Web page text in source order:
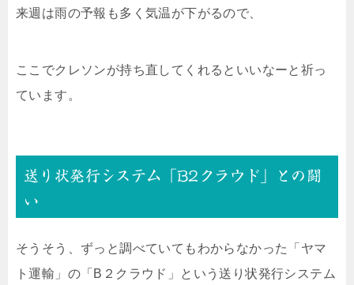
来週は雨の予報も多く気温が下がるので、
ここでクレソンが持ち直してくれるといいなーと祈っ
ています。
送り状発行システム「B2クラウド」との闘
い
そうそう、ずっと調べていてもわからなかった「ヤマ
ト運輸」の「B２クラウド」という送り状発行システム